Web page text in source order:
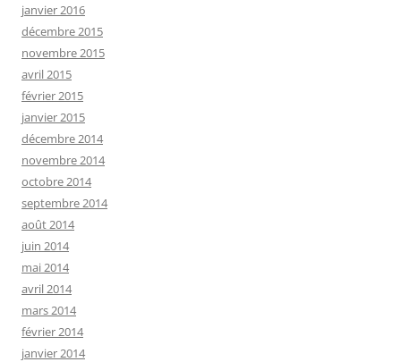
janvier 2016
décembre 2015
novembre 2015
avril 2015
février 2015
janvier 2015
décembre 2014
novembre 2014
octobre 2014
septembre 2014
août 2014
juin 2014
mai 2014
avril 2014
mars 2014
février 2014
janvier 2014